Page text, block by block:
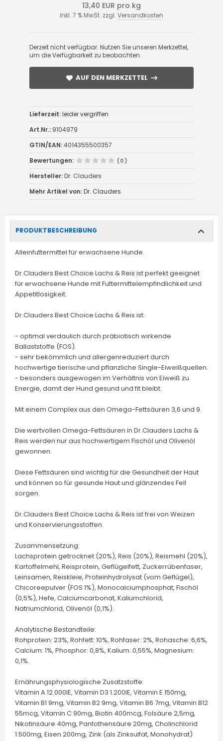
13,40 EUR pro kg
inkl. 7 % MwSt. zzgl. Versandkosten
Derzeit nicht verfügbar. Nutzen Sie unseren Merkzettel,
um die Verfügbarkeit zu beobachten.
AUF DEN MERKZETTEL
AUF DEN MERKZETTEL
Lieferzeit:leider vergriffen
Art.Nr.: 9104979
GTIN/EAN:4014355500357
Bewertungen:
(0)
Hersteller:Dr. Clauders
Mehr Artikel von:Dr. Clauders
PRODUKTBESCHREIBUNG
Alleinfuttermittel für erwachsene Hunde.
Dr.Clauders Best Choice Lachs & Reis ist perfekt geeignet
für erwachsene Hunde mit Futtermittelempfindlichkeit und
Appetitlosigkeit.
Dr.Clauders Best Choice Lachs & Reis ist:
- optimal verdaulich durch präbiotisch wirkende
Ballaststoffe (FOS).
- sehr bekömmlich und allergenreduziert durch
hochwertige tierische und pflanzliche Single-Eiweißquellen.
- besonders ausgewogen im Verhältnis von Eiweiß zu
Energie, damit der Hund gesund und fit bleibt.
Mit einem Complex aus den Omega-Fettsäuren 3,6 und 9.
Die wertvollen Omega-Fettsäuren in Dr.Clauders Lachs &
Reis werden nur aus hochwertigem Fischöl und Olivenöl
gewonnen.
Diese Fettsäuren sind wichtig für die Gesundheit der Haut
und können so für gesunde Haut und glänzendes Fell
sorgen.
Dr.Clauders Best Choice Lachs & Reis ist frei von Weizen
und Konservierungsstoffen.
Zusammensetzung:
Lachsprotein getrocknet (20%), Reis (20%), Reismehl (20%),
Kartoffelmehl, Reisprotein, Geflügelfett, Zuckerrübenfaser,
Leinsamen, Reiskleie, Proteinhydrolysat (vom Geflügel),
Chicoreepulver (FOS 1%), Monocalciumphosphat, Fischöl
(0,5%), Hefe, Calciumcarbonat, Kaliumchlorid,
Natriumchlorid, Olivenöl (0,1%).
Analytische Bestandteile:
Rohprotein: 23%, Rohfett: 10%, Rohfaser: 2%, Rohasche: 6,6%,
Calcium: 1%, Phosphor: 0,8%, Kalium: 0,55%, Magnesium:
0,1%.
Ernährungsphysiologische Zusatzstoffe:
Vitamin A 12.000IE, Vitamin D3 1.200IE, Vitamin E 150mg,
Vitamin B1 9mg, Vitamin B2 9mg, Vitamin B6 7mg, Vitamin B12
55mcg, Vitamin C 90mg, Biotin 400mcg, Folsäure 2,5mg,
Nikotinsäure 40mg, Pantothensäure 20mg, Cholinchlorid
1.500mg, Eisen 200mg, Zink (als Zinksulfat, Monohydrat)